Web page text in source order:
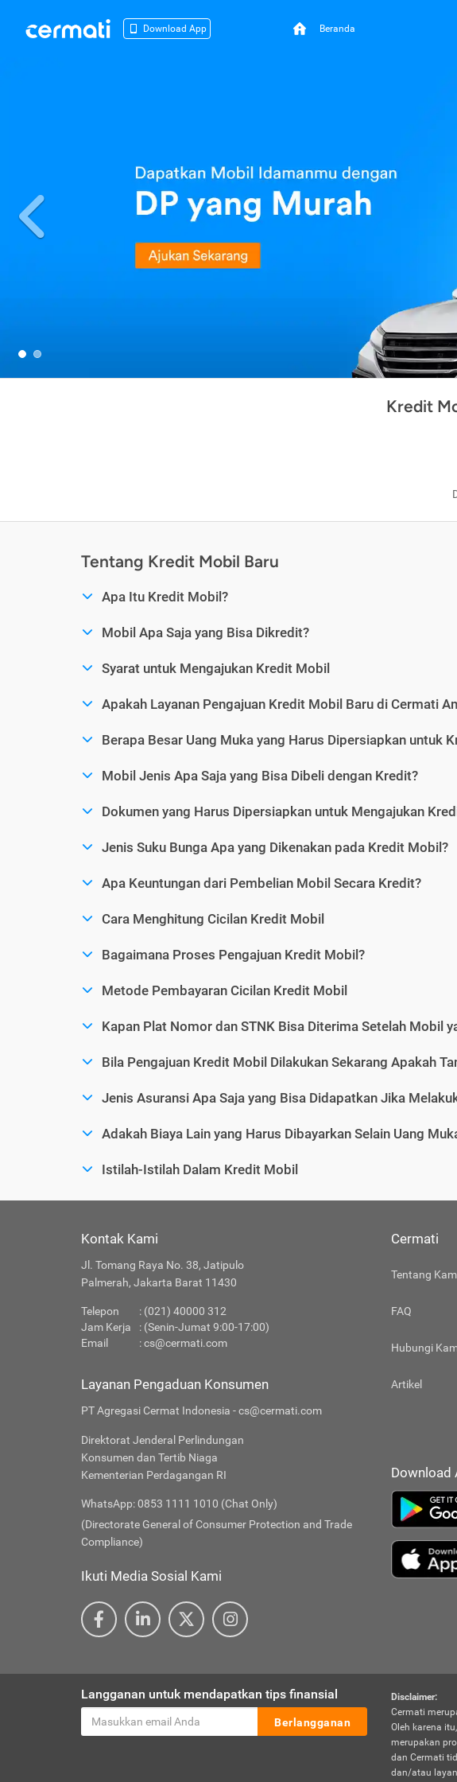
Download App Beranda
Previous
Kredit
Tentang Kredit Mobil Baru
Apa Itu Kredit Mobil?
Mobil Apa Saja yang Bisa Dikredit?
Syarat untuk Mengajukan Kredit Mobil
Apakah Layanan Pengajuan Kredit Mobil Baru di Cermati
Berapa Besar Uang Muka yang Harus Dipersiapkan untuk
Mobil Jenis Apa Saja yang Bisa Dibeli dengan Kredit?
Dokumen yang Harus Dipersiapkan untuk Mengajukan
Jenis Suku Bunga Apa yang Dikenakan pada Kredit Mobil?
Apa Keuntungan dari Pembelian Mobil Secara Kredit?
Cara Menghitung Cicilan Kredit Mobil
Bagaimana Proses Pengajuan Kredit Mobil?
Metode Pembayaran Cicilan Kredit Mobil
Kapan Plat Nomor dan STNK Bisa Diterima Setelah Mobil
Bila Pengajuan Kredit Mobil Dilakukan Sekarang Apakah
Jenis Asuransi Apa Saja yang Bisa Didapatkan Jika
Adakah Biaya Lain yang Harus Dibayarkan Selain Uang
Istilah-Istilah Dalam Kredit Mobil
Kontak Kami
Jl. Tomang Raya No. 38, Jatipulo
Palmerah, Jakarta Barat 11430
Telepon
: (021) 40000 312
Jam Kerja
: (Senin-Jumat 9:00-17:00)
Email
:cs@cermati.com
Layanan Pengaduan Konsumen
PT Agregasi Cermat Indonesia - cs@cermati.com
Direktorat Jenderal Perlindungan
Konsumen dan Tertib Niaga
Kementerian Perdagangan RI
WhatsApp: 0853 1111 1010 (Chat Only)
(Directorate General of Consumer Protection and Trade
Compliance)
Ikuti Media Sosial Kami
Cermati
Tentang
FAQ
Hubungi
Artikel
Download
Langganan untuk mendapatkan tips finansial
Berlangganan
Disclaimer:
Cermati
Oleh karena
merupakan
dan Cermati
dan/atau